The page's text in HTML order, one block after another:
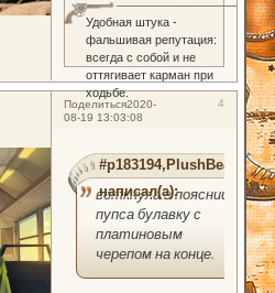
Удобная штука -
фальшивая репутация:
всегда с собой и не
оттягивает карман при
ходьбе.
Поделиться 4
2020-
08-19 13:03:08
#p183194,PlushBear
написал(а):
воткнула в поясницу
пупса булавку с
платиновым
черепом на конце.